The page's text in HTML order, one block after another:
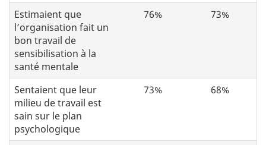
Estimaient que
l’organisation fait un
bon travail de
sensibilisation à la
santé mentale
76% 73%
Sentaient que leur
milieu de travail est
sain sur le plan
psychologique
73% 68%